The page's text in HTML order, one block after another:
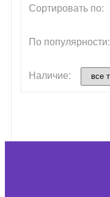
Сортировать по:
По популярности:
Наличие: